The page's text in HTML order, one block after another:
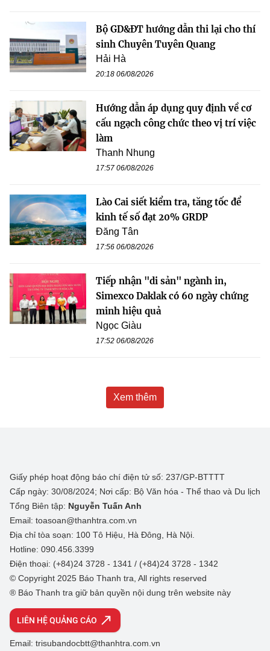
Bộ GD&ĐT hướng dẫn thi lại cho thí
sinh Chuyên Tuyên Quang
Hải Hà
20:18 06/08/2026
Hướng dẫn áp dụng quy định về cơ
cấu ngạch công chức theo vị trí việc
làm
Thanh Nhung
17:57 06/08/2026
Lào Cai siết kiểm tra, tăng tốc để
kinh tế số đạt 20% GRDP
Đăng Tân
17:56 06/08/2026
Tiếp nhận "di sản" ngành in,
Simexco Daklak có 60 ngày chứng
minh hiệu quả
Ngọc Giàu
17:52 06/08/2026
Xem thêm
Giấy phép hoạt động báo chí điện tử số: 237/GP-BTTTT
Cấp ngày: 30/08/2024; Nơi cấp: Bộ Văn hóa - Thể thao và Du lịch
Tổng Biên tập: Nguyễn Tuấn Anh
Email: toasoan@thanhtra.com.vn
Địa chỉ tòa soạn: 100 Tô Hiệu, Hà Đông, Hà Nội.
Hotline: 090.456.3399
Điện thoại: (+84)24 3728 - 1341 / (+84)24 3728 - 1342
© Copyright 2025 Báo Thanh tra, All rights reserved
® Báo Thanh tra giữ bản quyền nội dung trên website này
LIÊN HỆ QUẢNG CÁO
Email: trisubandocbtt@thanhtra.com.vn